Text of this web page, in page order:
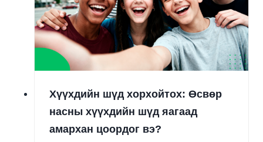
Хүүхдийн шүд хорхойтох: Өсвөр
насны хүүхдийн шүд яагаад
амархан цоордог вэ?